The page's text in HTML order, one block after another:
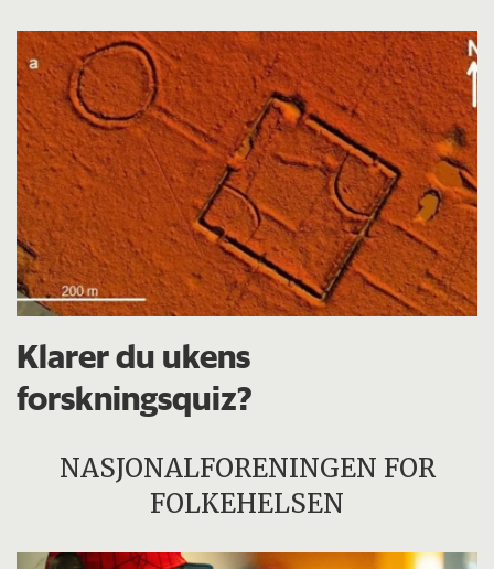
Klarer du ukens
forskningsquiz?
NASJONALFORENINGEN FOR
FOLKEHELSEN